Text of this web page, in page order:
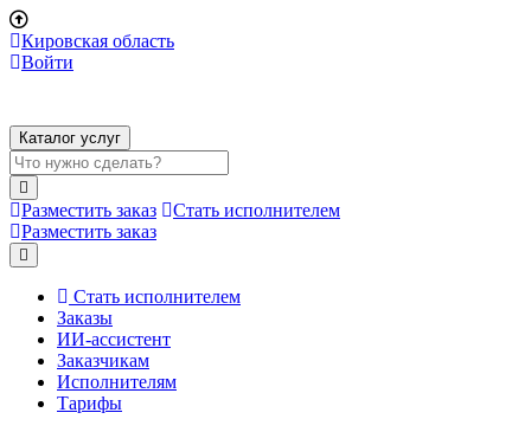
Кировская область
Войти
Каталог услуг
Разместить заказ
Стать исполнителем
Разместить заказ
Стать исполнителем
Заказы
ИИ-ассистент
Заказчикам
Исполнителям
Тарифы